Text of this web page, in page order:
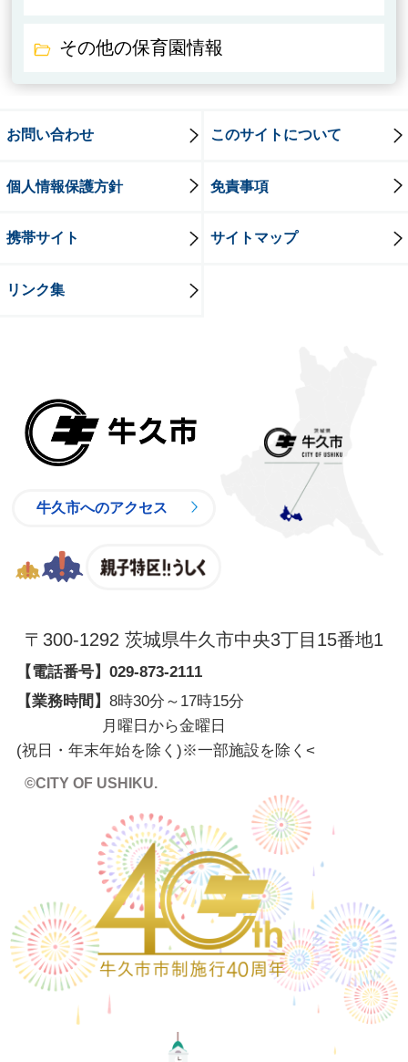
その他の保育園情報
お問い合わせ このサイトについて
個人情報保護方針 免責事項
携帯サイト サイトマップ
リンク集
牛久市へのアクセス
〒300-1292 茨城県牛久市中央3丁目15番地1
【電話番号】 029-873-2111
【業務時間】 8時30分～17時15分
月曜日から金曜日
(祝日・年末年始を除く)※一部施設を除く <
©CITY OF USHIKU.